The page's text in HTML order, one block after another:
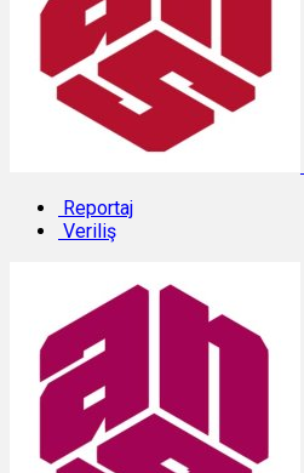
Reportaj
Veriliş